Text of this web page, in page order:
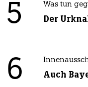
5 Was tun
Der
6 Auch